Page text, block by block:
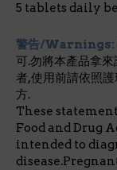
5 tablets daily
警告/Warnings:
可.勿將本產品拿
者,使用前請依照
方.
These
Food and Drug
intended to